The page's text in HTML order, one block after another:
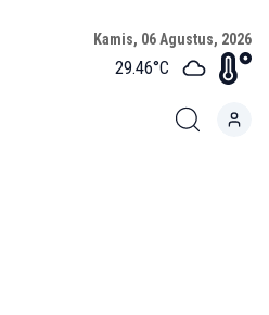
Kamis, 06 Agustus, 2026
29.46°C